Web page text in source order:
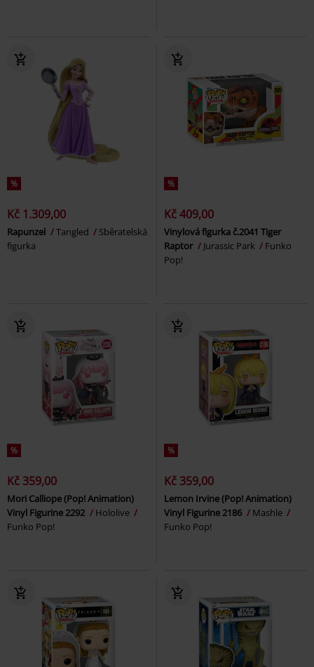
%
Kč 1.309,00
Rapunzel Tangled
Sběratelská
figurka
%
Kč 409,00
Vinylová figurka č.2041 Tiger
Raptor
Jurassic Park
Funko
Pop!
%
Kč 359,00
Mori Calliope (Pop! Animation)
Vinyl Figurine 2292
Hololive
Funko Pop!
%
Kč 359,00
Lemon Irvine (Pop! Animation)
Vinyl Figurine 2186
Mashle
Funko Pop!